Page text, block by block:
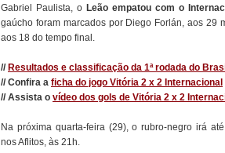
Gabriel Paulista, o Leão empatou com o
gaúcho foram marcados por Diego Forlán, aos 29
aos 18 do tempo final.
// Resultados e classificação da 1ª rodada do
// Confira a ficha do jogo Vitória 2 x 2 Internacional
// Assista o vídeo dos gols de Vitória 2 x 2
Na próxima quarta-feira (29), o rubro-negro irá
nos Aflitos, às 21h.